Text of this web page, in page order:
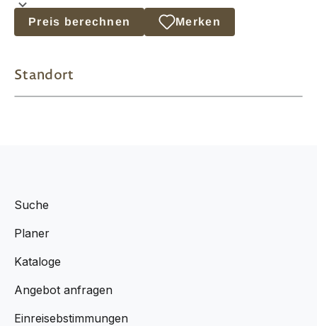
Preis berechnen Merken
Standort
Suche
Planer
Kataloge
Angebot anfragen
Einreisebstimmungen